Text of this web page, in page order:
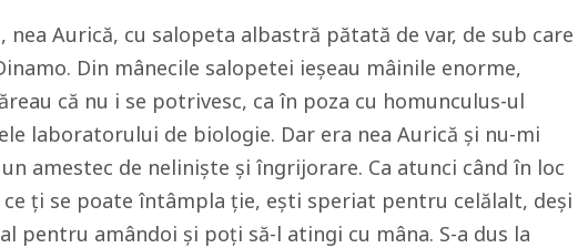
nea Aurică, cu salopeta albastră pătată de var, de sub care
Din mânecile salopetei ieșeau mâinile enorme,
că nu i se potrivesc, ca în poza cu homunculus-ul
laboratorului de biologie. Dar era nea Aurică și nu-mi
amestec de neliniște și îngrijorare. Ca atunci când în loc
ți se poate întâmpla ție, ești speriat pentru celălalt, deși
pentru amândoi și poți să-l atingi cu mâna. S-a dus la